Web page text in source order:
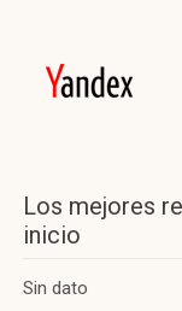
Los mejores
inicio
Sin dato